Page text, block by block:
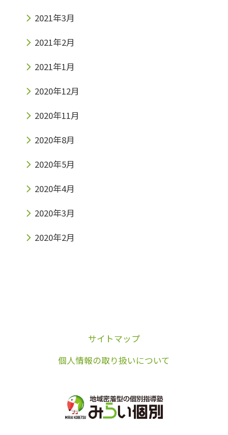
2021年3月
2021年2月
2021年1月
2020年12月
2020年11月
2020年8月
2020年5月
2020年4月
2020年3月
2020年2月
サイトマップ
個人情報の取り扱いについて